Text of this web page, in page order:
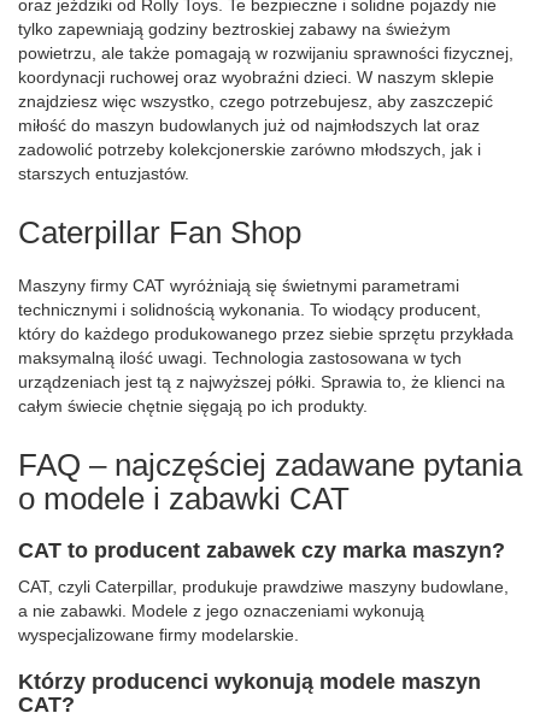
oraz jeździki od Rolly Toys. Te bezpieczne i solidne pojazdy nie
tylko zapewniają godziny beztroskiej zabawy na świeżym
powietrzu, ale także pomagają w rozwijaniu sprawności fizycznej,
koordynacji ruchowej oraz wyobraźni dzieci. W naszym sklepie
znajdziesz więc wszystko, czego potrzebujesz, aby zaszczepić
miłość do maszyn budowlanych już od najmłodszych lat oraz
zadowolić potrzeby kolekcjonerskie zarówno młodszych, jak i
starszych entuzjastów.
Caterpillar Fan Shop
Maszyny firmy CAT wyróżniają się świetnymi parametrami
technicznymi i solidnością wykonania. To wiodący producent,
który do każdego produkowanego przez siebie sprzętu przykłada
maksymalną ilość uwagi. Technologia zastosowana w tych
urządzeniach jest tą z najwyższej półki. Sprawia to, że klienci na
całym świecie chętnie sięgają po ich produkty.
FAQ – najczęściej zadawane pytania
o modele i zabawki CAT
CAT to producent zabawek czy marka maszyn?
CAT, czyli Caterpillar, produkuje prawdziwe maszyny budowlane,
a nie zabawki. Modele z jego oznaczeniami wykonują
wyspecjalizowane firmy modelarskie.
Którzy producenci wykonują modele maszyn
CAT?